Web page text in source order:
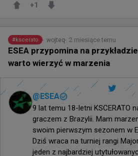
+1
#kscerato wojteq 2 miesiące temu
ESEA przypomina na przykładzie
warto wierzyć w marzenia
@ESEA
9 lat temu 18-letni KSCERATO
graczem z Brazylii. Mam
swoim pierwszym sezonem w
Dziś wraca na turniej rangi
jeden z najbardziej